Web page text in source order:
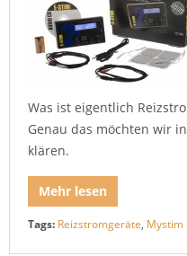
Was ist eigentlich
Genau das möchten wir
klären.
Mehr lesen
Tags: Reizstromgeräte, Mystim